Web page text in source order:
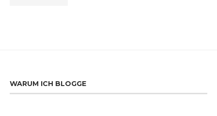
WARUM ICH BLOGGE